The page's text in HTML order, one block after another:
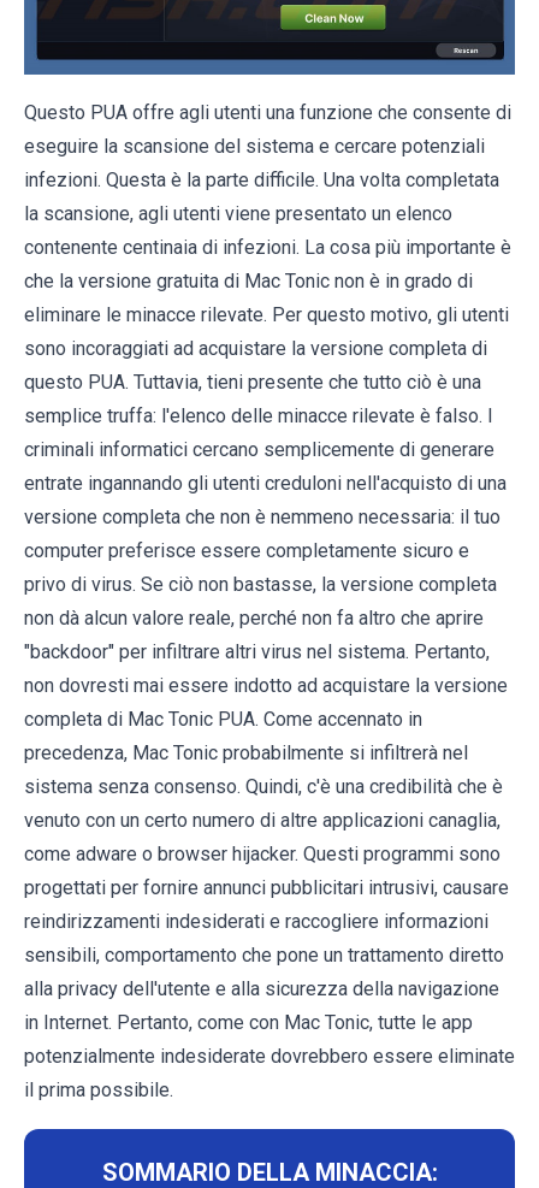
Questo PUA offre agli utenti una funzione che consente di
eseguire la scansione del sistema e cercare potenziali
infezioni. Questa è la parte difficile. Una volta completata
la scansione, agli utenti viene presentato un elenco
contenente centinaia di infezioni. La cosa più importante è
che la versione gratuita di Mac Tonic non è in grado di
eliminare le minacce rilevate. Per questo motivo, gli utenti
sono incoraggiati ad acquistare la versione completa di
questo PUA. Tuttavia, tieni presente che tutto ciò è una
semplice truffa: l'elenco delle minacce rilevate è falso. I
criminali informatici cercano semplicemente di generare
entrate ingannando gli utenti creduloni nell'acquisto di una
versione completa che non è nemmeno necessaria: il tuo
computer preferisce essere completamente sicuro e
privo di virus. Se ciò non bastasse, la versione completa
non dà alcun valore reale, perché non fa altro che aprire
"backdoor" per infiltrare altri virus nel sistema. Pertanto,
non dovresti mai essere indotto ad acquistare la versione
completa di Mac Tonic PUA. Come accennato in
precedenza, Mac Tonic probabilmente si infiltrerà nel
sistema senza consenso. Quindi, c'è una credibilità che è
venuto con un certo numero di altre applicazioni canaglia,
come adware o browser hijacker. Questi programmi sono
progettati per fornire annunci pubblicitari intrusivi, causare
reindirizzamenti indesiderati e raccogliere informazioni
sensibili, comportamento che pone un trattamento diretto
alla privacy dell'utente e alla sicurezza della navigazione
in Internet. Pertanto, come con Mac Tonic, tutte le app
potenzialmente indesiderate dovrebbero essere eliminate
il prima possibile.
SOMMARIO DELLA MINACCIA: